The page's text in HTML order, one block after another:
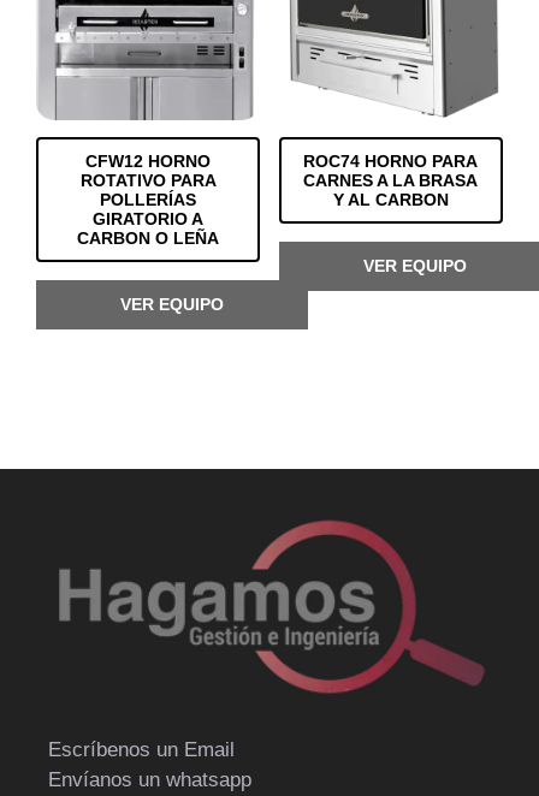
CFW12 HORNO
ROTATIVO PARA
POLLERÍAS
GIRATORIO A
CARBON O LEÑA
VER EQUIPO
ROC74 HORNO PARA
CARNES A LA BRASA
Y AL CARBON
VER EQUIPO
Escríbenos un Email
Envíanos un whatsapp